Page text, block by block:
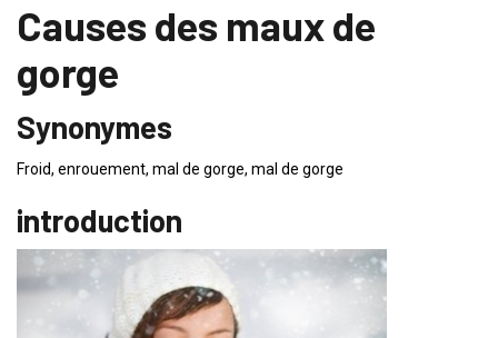
Causes des maux de
gorge
Synonymes
Froid, enrouement, mal de gorge, mal de gorge
introduction